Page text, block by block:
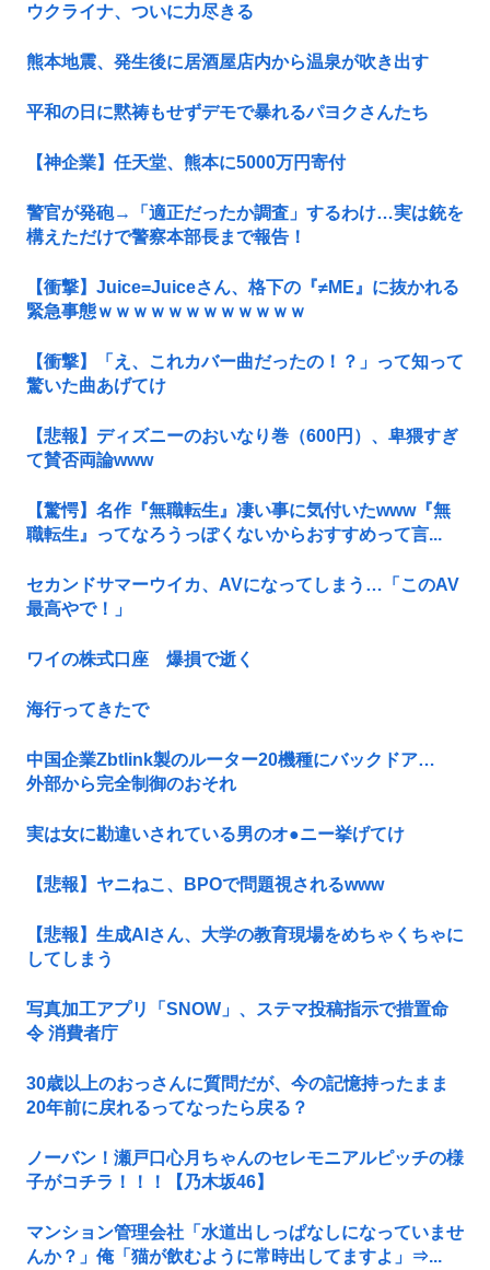
ウクライナ、ついに力尽きる
熊本地震、発生後に居酒屋店内から温泉が吹き出す
平和の日に黙祷もせずデモで暴れるパヨクさんたち
【神企業】任天堂、熊本に5000万円寄付
警官が発砲→「適正だったか調査」するわけ…実は銃を
構えただけで警察本部長まで報告！
【衝撃】Juice=Juiceさん、格下の『≠ME』に抜かれる
緊急事態ｗｗｗｗｗｗｗｗｗｗｗｗ
【衝撃】「え、これカバー曲だったの！？」って知って
驚いた曲あげてけ
【悲報】ディズニーのおいなり巻（600円）、卑猥すぎ
て賛否両論www
【驚愕】名作『無職転生』凄い事に気付いたwww『無
職転生』ってなろうっぽくないからおすすめって言...
セカンドサマーウイカ、AVになってしまう…「このAV
最高やで！」
ワイの株式口座 爆損で逝く
海行ってきたで
中国企業Zbtlink製のルーター20機種にバックドア…
外部から完全制御のおそれ
実は女に勘違いされている男のオ●ニー挙げてけ
【悲報】ヤニねこ、BPOで問題視されるwww
【悲報】生成AIさん、大学の教育現場をめちゃくちゃに
してしまう
写真加工アプリ「SNOW」、ステマ投稿指示で措置命
令 消費者庁
30歳以上のおっさんに質問だが、今の記憶持ったまま
20年前に戻れるってなったら戻る？
ノーバン！瀬戸口心月ちゃんのセレモニアルピッチの様
子がコチラ！！！【乃木坂46】
マンション管理会社「水道出しっぱなしになっていませ
んか？」俺「猫が飲むように常時出してますよ」⇒...